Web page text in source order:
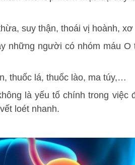
suy thận, thoái vị hoành,
những người có nhóm máu
thuốc lá, thuốc lào, ma túy,…
là yếu tố chính trong việc
loét nhanh.